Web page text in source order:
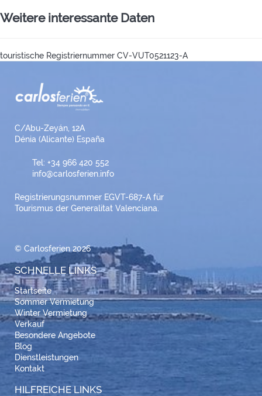
Weitere interessante Daten
touristische Registriernummer CV-VUT0521123-A
C/Abu-Zeyán, 12A
Dénia (Alicante) España
Tel: +34 966 420 552
info@carlosferien.info
Registrierungsnummer EGVT-687-A für
Tourismus der Generalitat Valenciana.
© Carlosferien 2026
SCHNELLE LINKS
Startseite
Sommer Vermietung
Winter Vermietung
Verkauf
Besondere Angebote
Blog
Dienstleistungen
Kontakt
HILFREICHE LINKS